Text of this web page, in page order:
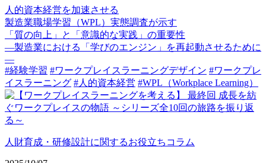
人的資本経営を加速させる
製造業職場学習（WPL）実態調査が示す
「質の向上」と「意識的な実践」の重要性
—製造業における「学びのエンジン」を再起動させるために
—
#経験学習 #ワークプレイスラーニングデザイン #ワークプレ
イスラーニング #人的資本経営 #WPL（Workplace Learning）
人財育成・研修設計に関するお役立ちコラム